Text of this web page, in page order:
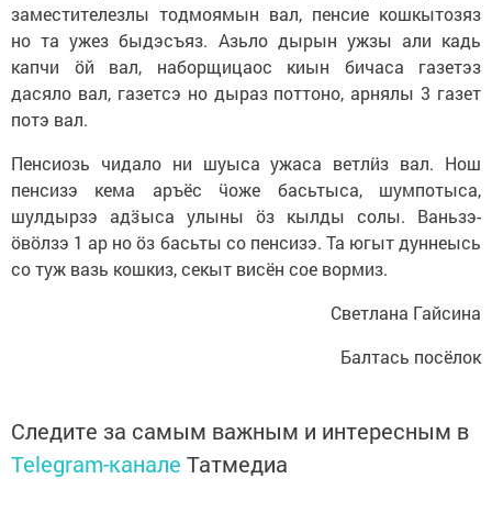
заместителезлы тодмоямын вал, пенсие кошкытозяз
но та ужез быдэсъяз. Азьло дырын ужзы али кадь
капчи ӧй вал, наборщицаос киын бичаса газетэз
дасяло вал, газетсэ но дыраз поттоно, арнялы 3 газет
потэ вал.
Пенсиозь чидало ни шуыса ужаса ветлӥз вал. Нош
пенсизэ кема аръёс ӵоже басьтыса, шумпотыса,
шулдырзэ адӟыса улыны ӧз кылды солы. Ваньзэ-
ӧвӧлзэ 1 ар но ӧз басьты со пенсизэ. Та югыт дуннеысь
со туж вазь кошкиз, секыт висён сое вормиз.
Светлана Гайсина
Балтась посёлок
Следите за самым важным и интересным в
Telegram-канале Татмедиа